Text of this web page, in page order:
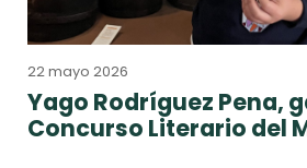
22 mayo 2026
Yago Rodríguez Pena,
Concurso Literario del